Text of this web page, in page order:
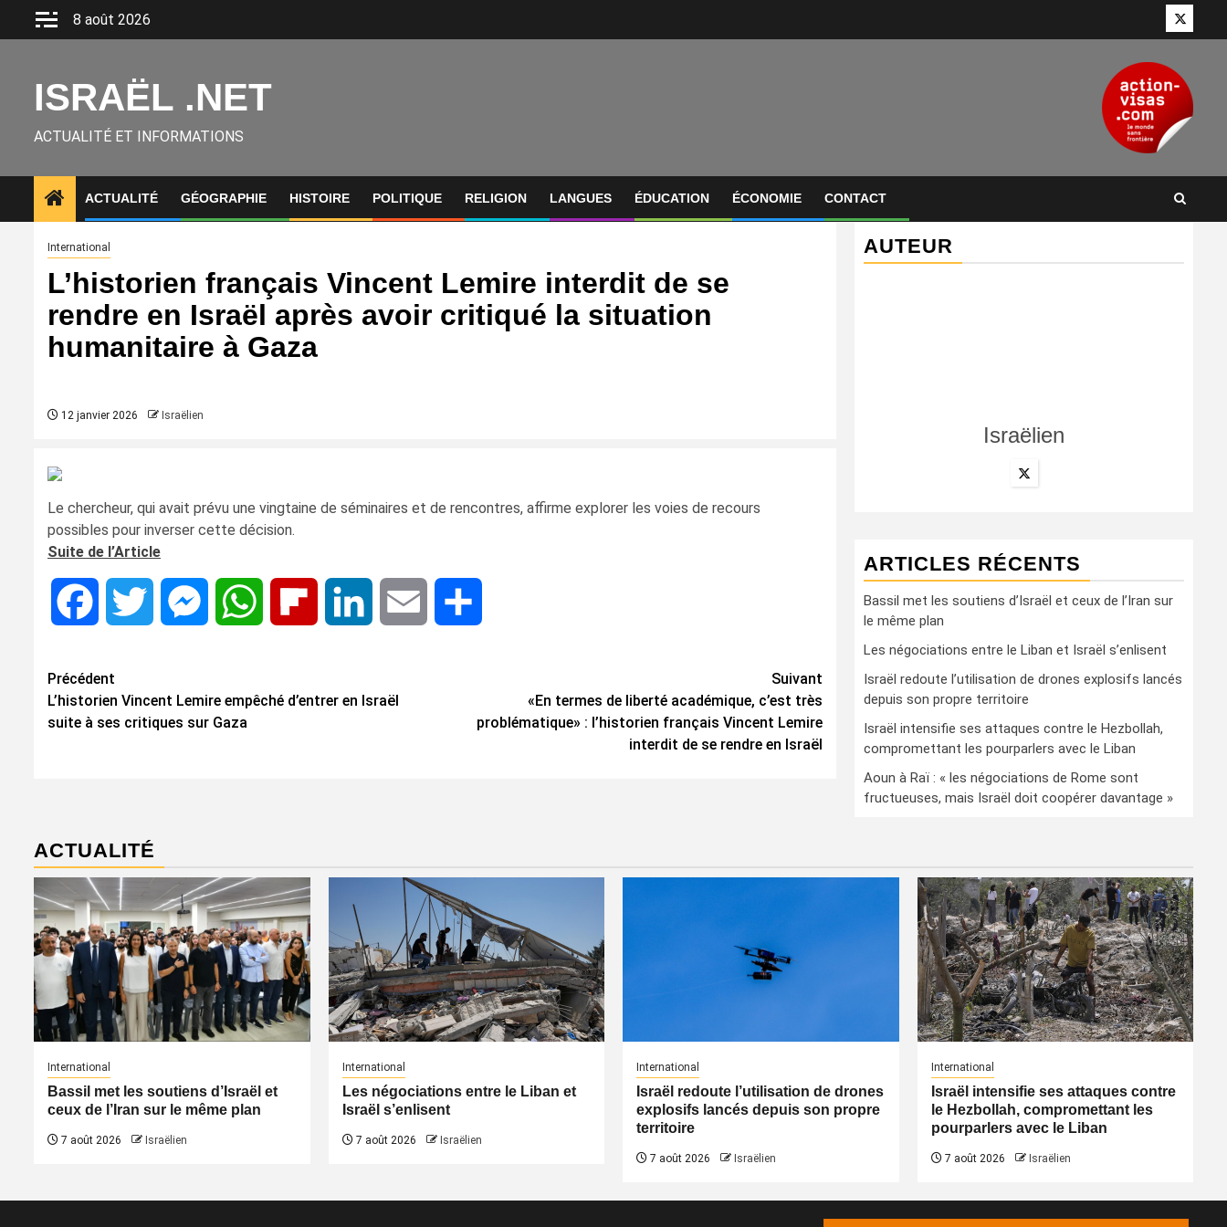
8 août 2026 Twitter
ISRAËL .NET
ACTUALITÉ ET INFORMATIONS
ACTUALITÉ GÉOGRAPHIE HISTOIRE POLITIQUE RELIGION LANGUES ÉDUCATION ÉCONOMIE CONTACT
International
L’historien français Vincent Lemire interdit de se
rendre en Israël après avoir critiqué la situation
humanitaire à Gaza
12 janvier 2026 Israëlien
Le chercheur, qui avait prévu une vingtaine de séminaires et de rencontres, affirme explorer les voies de recours
possibles pour inverser cette décision.
Suite de l’Article
Facebook Twitter MessengerWhatsApp Flipboard LinkedIn Email
Navigation
d’article
Précédent
L’historien Vincent Lemire empêché d’entrer en Israël
suite à ses critiques sur Gaza
Suivant
«En termes de liberté académique, c’est très
problématique» : l’historien français Vincent Lemire
interdit de se rendre en Israël
AUTEUR
Israëlien
ARTICLES RÉCENTS
Bassil met les soutiens d’Israël et ceux de l’Iran sur
le même plan
Les négociations entre le Liban et Israël s’enlisent
Israël redoute l’utilisation de drones explosifs lancés
depuis son propre territoire
Israël intensifie ses attaques contre le Hezbollah,
compromettant les pourparlers avec le Liban
Aoun à Raï : « les négociations de Rome sont
fructueuses, mais Israël doit coopérer davantage »
ACTUALITÉ
International
Bassil met les soutiens d’Israël et
ceux de l’Iran sur le même plan
7 août 2026 Israëlien
International
Les négociations entre le Liban et
Israël s’enlisent
7 août 2026 Israëlien
International
Israël redoute l’utilisation de drones
explosifs lancés depuis son propre
territoire
7 août 2026 Israëlien
International
Israël intensifie ses attaques contre
le Hezbollah, compromettant les
pourparlers avec le Liban
7 août 2026 Israëlien